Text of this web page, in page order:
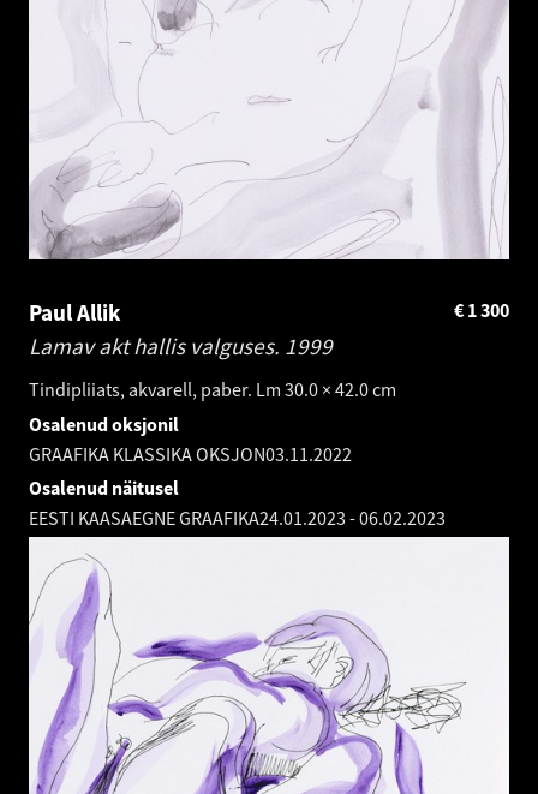
Paul Allik
Lamav akt hallis valguses. 1999
Tindipliiats, akvarell, paber. Lm 30.0 × 42.0 cm
1 300
€
Osalenud oksjonil
GRAAFIKA KLASSIKA OKSJON03.11.2022
Osalenud näitusel
EESTI KAASAEGNE GRAAFIKA24.01.2023 -06.02.2023